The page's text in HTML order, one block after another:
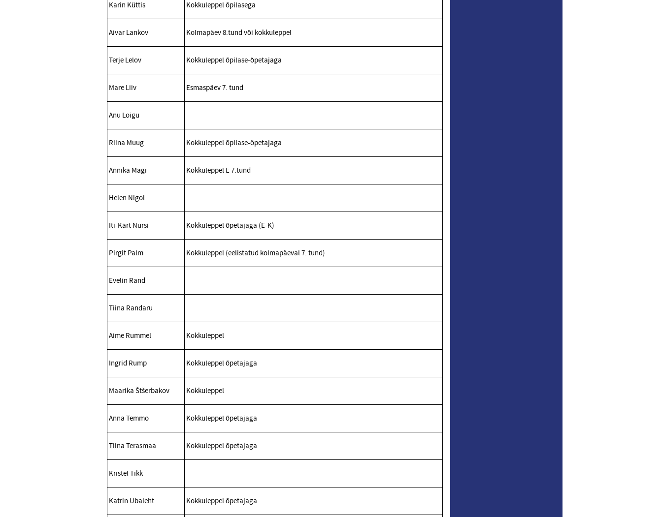
Karin Küttis Kokkuleppel õpilasega
Aivar Lankov Kolmapäev 8.tund või kokkuleppel
Terje Lelov Kokkuleppel õpilase-õpetajaga
Mare Liiv Esmaspäev 7. tund
Anu Loigu
Riina Muug Kokkuleppel õpilase-õpetajaga
Annika Mägi Kokkuleppel E 7.tund
Helen Nigol
Iti-Kärt Nursi Kokkuleppel õpetajaga (E-K)
Pirgit Palm Kokkuleppel (eelistatud kolmapäeval 7. tund)
Evelin Rand
Tiina Randaru
Aime Rummel Kokkuleppel
Ingrid Rump Kokkuleppel õpetajaga
Maarika Štšerbakov Kokkuleppel
Anna Temmo Kokkuleppel õpetajaga
Tiina Terasmaa Kokkuleppel õpetajaga
Kristel Tikk
Katrin Ubaleht Kokkuleppel õpetajaga